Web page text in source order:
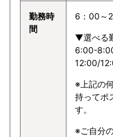
勤務時
間
6：00～
▼選べる
6:00-
12:00/
※上記の
持ってポ
す。
※ご自分